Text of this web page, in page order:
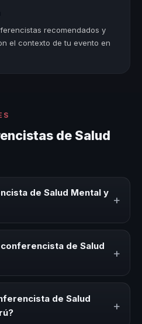
recomendados y
el contexto de tu evento en
de Salud
de Salud Mental y
+
estrategias y experiencias
corporativos, convenciones
generar reflexión, inspiración
la audiencia.
de Salud
+
anuales, programas
o cuando tu
un cambio cultural
de Salud
+